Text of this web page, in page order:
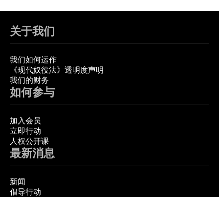
关于我们
我们如何运作
《现代奴役法》透明度声明
我们的财务
如何参与
加入会员
立即行动
人权公开课
最新消息
新闻
倡导行动